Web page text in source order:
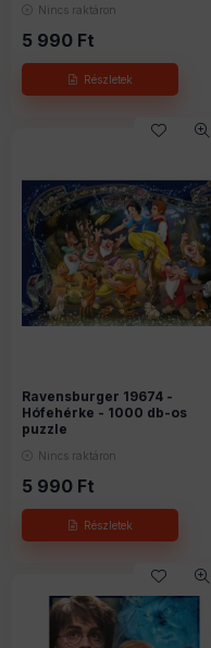
Nincs raktáron
5 990 Ft
Ravensburger 19674 -
Hófehérke - 1000 db-os
puzzle
Nincs raktáron
5 990 Ft